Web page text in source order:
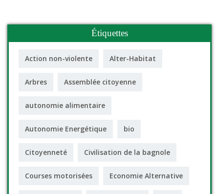
Étiquettes
Action non-violente Alter-Habitat
Arbres Assemblée citoyenne
autonomie alimentaire
Autonomie Energétique bio
Citoyenneté Civilisation de la bagnole
Courses motorisées Economie Alternative